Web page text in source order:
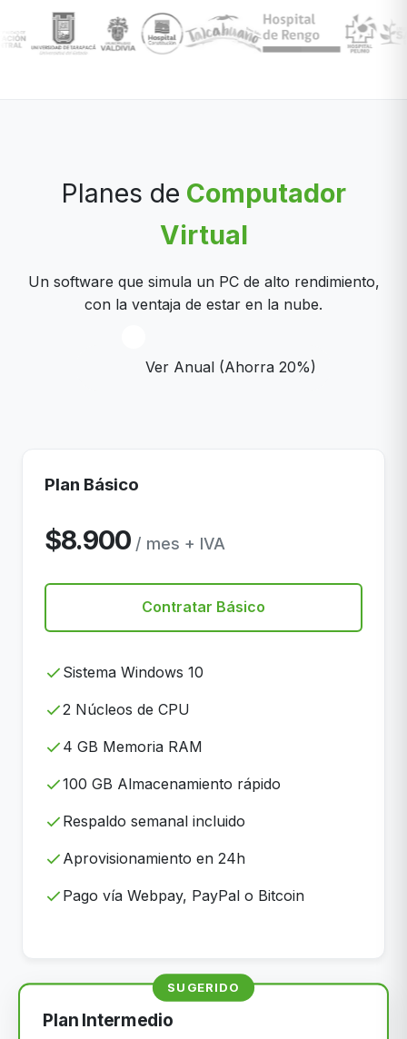
Planes de Computador
Virtual
Un software que simula un PC de alto rendimiento,
con la ventaja de estar en la nube.
Ver Anual (Ahorra 20%)
Plan Básico
$8.900 / mes + IVA
Contratar Básico
Sistema Windows 10
2 Núcleos de CPU
4 GB Memoria RAM
100 GB Almacenamiento rápido
Respaldo semanal incluido
Aprovisionamiento en 24h
Pago vía Webpay, PayPal o Bitcoin
SUGERIDO
Plan Intermedio